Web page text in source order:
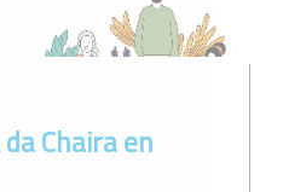
Chaira en